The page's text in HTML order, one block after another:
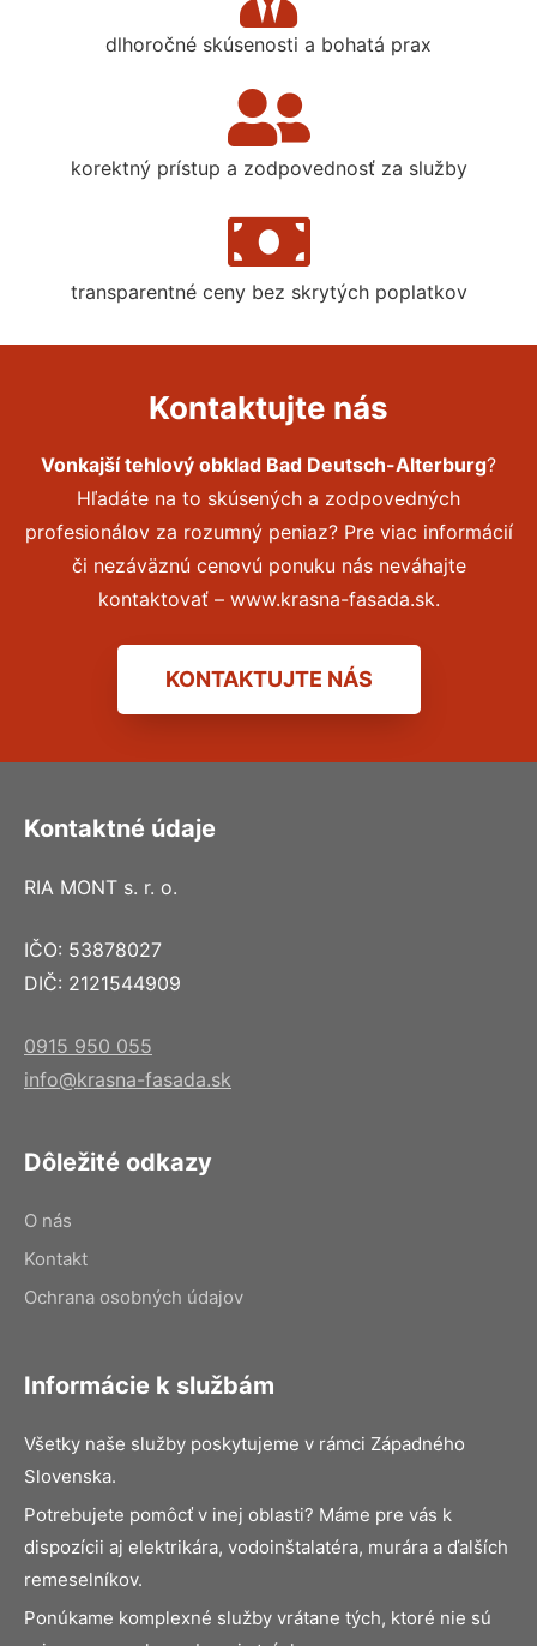
dlhoročné skúsenosti a bohatá prax
korektný prístup a zodpovednosť za služby
transparentné ceny bez skrytých poplatkov
Kontaktujte nás
Vonkajší tehlový obklad Bad Deutsch-Alterburg?
Hľadáte na to skúsených a zodpovedných
profesionálov za rozumný peniaz? Pre viac informácií
či nezáväznú cenovú ponuku nás neváhajte
kontaktovať – www.krasna-fasada.sk.
KONTAKTUJTE NÁS
Kontaktné údaje
RIA MONT s. r. o.
IČO: 53878027
DIČ: 2121544909
0915 950 055
info@krasna-fasada.sk
Dôležité odkazy
O nás
Kontakt
Ochrana osobných údajov
Informácie k službám
Všetky naše služby poskytujeme v rámci Západného
Slovenska.
Potrebujete pomôcť v inej oblasti? Máme pre vás k
dispozícii aj elektrikára, vodoinštalatéra, murára a ďalších
remeselníkov.
Ponúkame komplexné služby vrátane tých, ktoré nie sú